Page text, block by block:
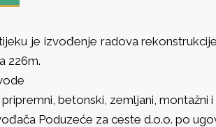
je izvođenje radova
226m.
pripremni, betonski, zemljani,
Poduzeće za ceste d.o.o. po